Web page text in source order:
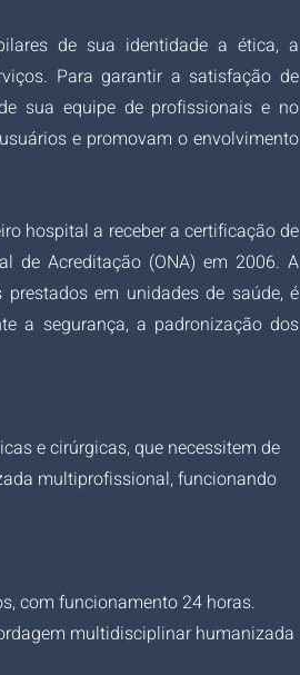
de sua identidade a ética, a
Para garantir a satisfação de
sua equipe de profissionais e no
e promovam o envolvimento
hospital a receber a certificação de
de Acreditação (ONA) em 2006. A
em unidades de saúde, é
a segurança, a padronização dos
e cirúrgicas, que necessitem de
multiprofissional, funcionando
com funcionamento 24 horas.
multidisciplinar humanizada